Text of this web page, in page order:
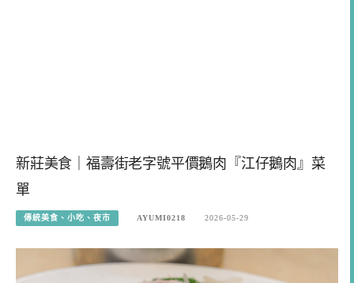
新莊美食｜福壽街老字號平價鵝肉『江仔鵝肉』菜
單
傳統美食、小吃、夜市 AYUMI0218 2026-05-29